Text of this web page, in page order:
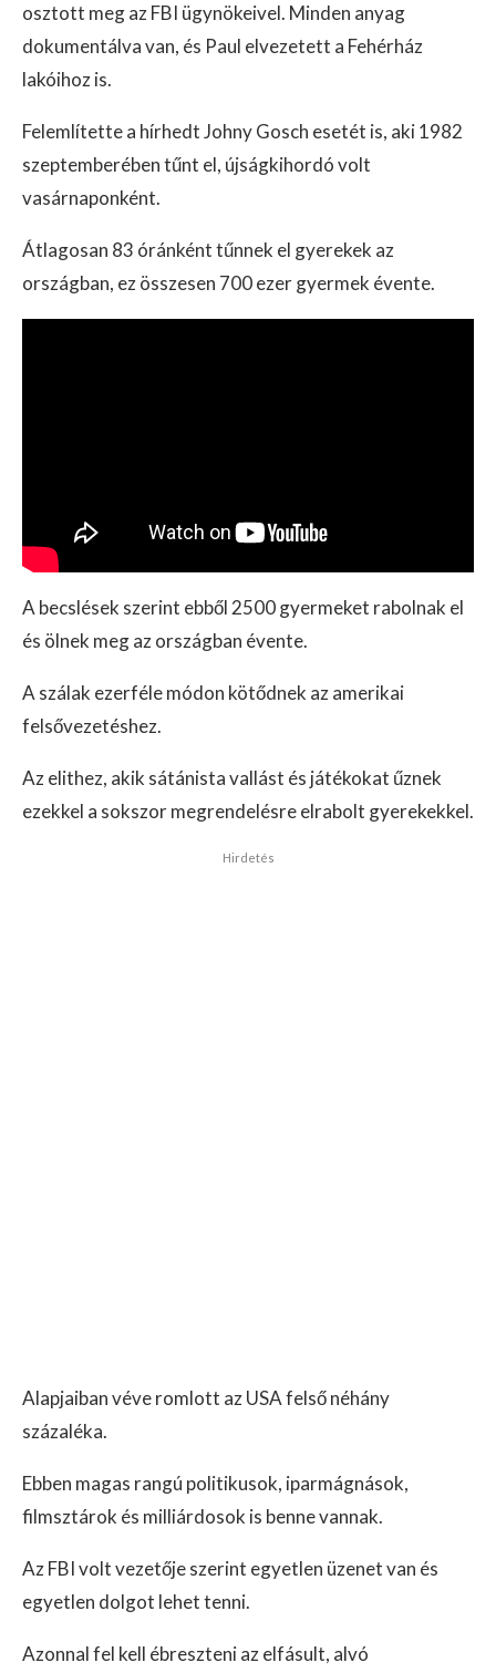
osztott meg az FBI ügynökeivel. Minden anyag
dokumentálva van, és Paul elvezetett a Fehérház
lakóihoz is.
Felemlítette a hírhedt Johny Gosch esetét is, aki 1982
szeptemberében tűnt el, újságkihordó volt
vasárnaponként.
Átlagosan 83 óránként tűnnek el gyerekek az
országban, ez összesen 700 ezer gyermek évente.
A becslések szerint ebből 2500 gyermeket rabolnak el
és ölnek meg az országban évente.
A szálak ezerféle módon kötődnek az amerikai
felsővezetéshez.
Az elithez, akik sátánista vallást és játékokat űznek
ezekkel a sokszor megrendelésre elrabolt gyerekekkel.
Hirdetés
Alapjaiban véve romlott az USA felső néhány
százaléka.
Ebben magas rangú politikusok, iparmágnások,
filmsztárok és milliárdosok is benne vannak.
Az FBI volt vezetője szerint egyetlen üzenet van és
egyetlen dolgot lehet tenni.
Azonnal fel kell ébreszteni az elfásult, alvó